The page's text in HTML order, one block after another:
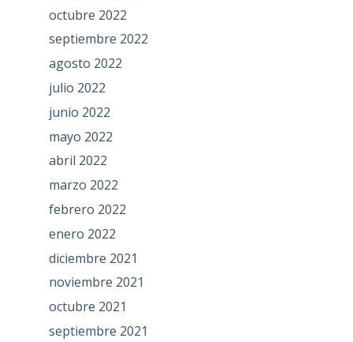
octubre 2022
septiembre 2022
agosto 2022
julio 2022
junio 2022
mayo 2022
abril 2022
marzo 2022
febrero 2022
enero 2022
diciembre 2021
noviembre 2021
octubre 2021
septiembre 2021